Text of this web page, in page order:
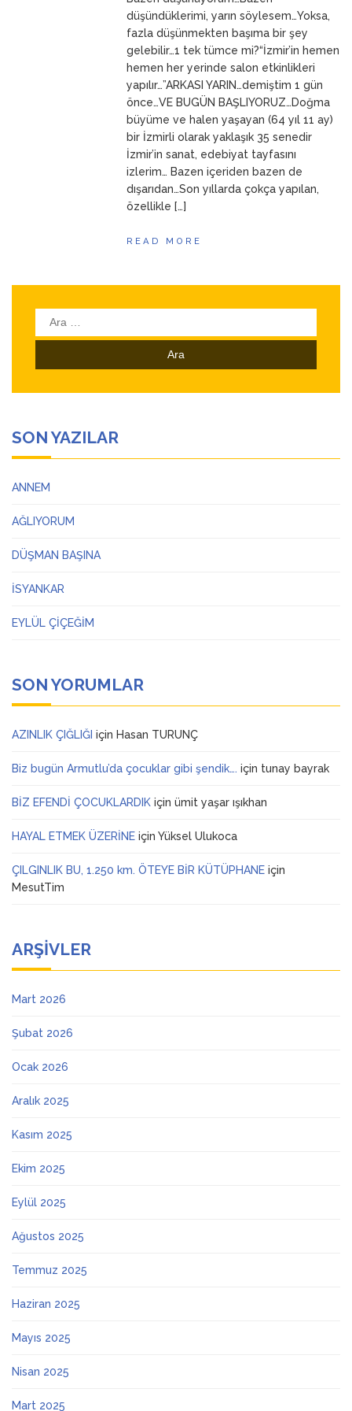
ANNEMdüşündüklerimi, yarın söylesem…Yoksa,
fazla düşünmekten başıma bir şey
gelebilir…1 tek tümce mi?“İzmir’in hemen
hemen her yerinde salon etkinlikleri
yapılır…”ARKASI YARIN…demiştim 1 gün
önce…VE BUGÜN BAŞLIYORUZ…Doğma
büyüme ve halen yaşayan (64 yıl 11 ay)
bir İzmirli olarak yaklaşık 35 senedir
İzmir’in sanat, edebiyat tayfasını
izlerim… Bazen içeriden bazen de
dışarıdan…Son yıllarda çokça yapılan,
özellikle […]
READ MORE
Arama:
SON YAZILAR
ANNEM
AĞLIYORUM
DÜŞMAN BAŞINA
İSYANKAR
EYLÜL ÇİÇEĞİM
SON YORUMLAR
AZINLIK ÇIĞLIĞI için Hasan TURUNÇ
Biz bugün Armutlu’da çocuklar gibi şendik…. için tunay bayrak
BİZ EFENDİ ÇOCUKLARDIK için ümit yaşar ışıkhan
HAYAL ETMEK ÜZERİNE için Yüksel Ulukoca
ÇILGINLIK BU, 1.250 km. ÖTEYE BİR KÜTÜPHANE için
MesutTim
ARŞIVLER
Mart 2026
Şubat 2026
Ocak 2026
Aralık 2025
Kasım 2025
Ekim 2025
Eylül 2025
Ağustos 2025
Temmuz 2025
Haziran 2025
Mayıs 2025
Nisan 2025
Mart 2025